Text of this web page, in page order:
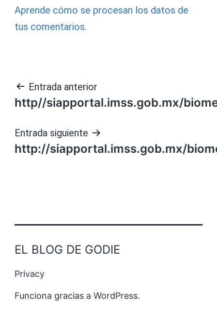
Aprende cómo se procesan los datos de
tus comentarios.
Navegación
de
entradas
Entrada anterior
http//siapportal.imss.gob.mx/
Entrada siguiente
http://siapportal.imss.gob.mx/
EL BLOG DE GODIE
Privacy
Funciona gracias a WordPress.